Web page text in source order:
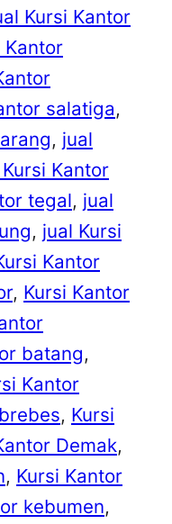
Kursi Kantor
Kantor
salatiga
, jual
Kantor
tegal, jual
, jual Kursi
Kantor
, Kursi Kantor
batang
Kantor
, Kursi
Demak
, Kursi Kantor
kebumen